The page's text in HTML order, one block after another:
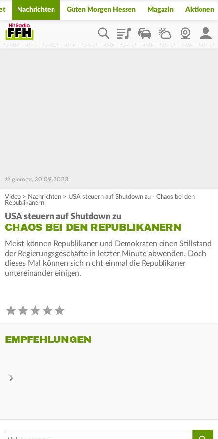
Nachrichten Guten Morgen Hessen Magazin Aktionen
PlaylistStaupilotWetterWebcam
© glomex, 30.09.2023
Video > Nachrichten > USA steuern auf Shutdown zu - Chaos bei den
Republikanern
USA steuern auf Shutdown zu
CHAOS BEI DEN REPUBLIKANERN
Meist können Republikaner und Demokraten einen Stillstand
der Regierungsgeschäfte in letzter Minute abwenden. Doch
dieses Mal können sich nicht einmal die Republikaner
untereinander einigen.
EMPFEHLUNGEN